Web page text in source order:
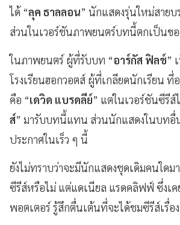
ได้ “ลุค ธาลลอน” นักแสดงรุ่นใหม่สาย
ส่วนในเวอร์ชันภาพยนตร์บทนี้ตกเป็นขอ
ในภาพยนตร์ ผู้ที่รับบท “อาร์กัส ฟิลช์”
โรงเรียนฮอกวอตส์ ผู้ที่เกลียดนักเรียน
คือ “เดวิด แบรดลีย์” แต่ในเวอร์ชันซีรีส์
ส์” มารับบทนี้แทน ส่วนนักแสดงในบทอื่
ประกาศในเร็ว ๆ นี้
ยังไม่ทราบว่าจะมีนักแสดงชุดเดิมคนใดม
ซีรีส์หรือไม่ แต่แดเนียล แรดคลิฟฟ์ ซึ่งเ
พอตเตอร์ รู้สึกตื่นเต้นที่จะได้ชมซีรีส์เรื่อ